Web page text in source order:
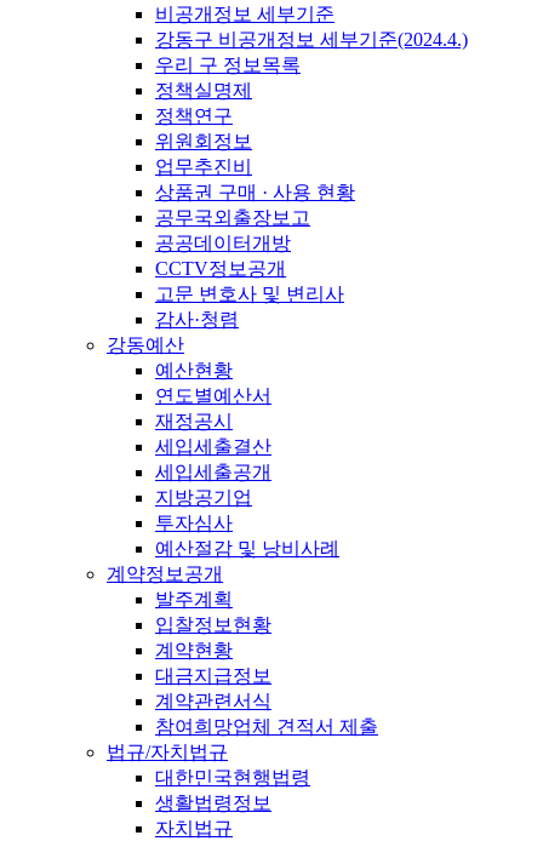
비공개정보 세부기준
강동구 비공개정보 세부기준(2024.4.)
우리 구 정보목록
정책실명제
정책연구
위원회정보
업무추진비
상품권 구매 · 사용 현황
공무국외출장보고
공공데이터개방
CCTV정보공개
고문 변호사 및 변리사
감사·청렴
강동예산
예산현황
연도별예산서
재정공시
세입세출결산
세입세출공개
지방공기업
투자심사
예산절감 및 낭비사례
계약정보공개
발주계획
입찰정보현황
계약현황
대금지급정보
계약관련서식
참여희망업체 견적서 제출
법규/자치법규
대한민국현행법령
생활법령정보
자치법규